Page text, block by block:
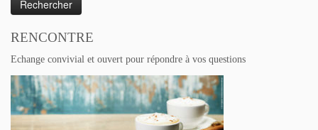
RENCONTRE
Echange convivial et ouvert pour répondre à vos questions